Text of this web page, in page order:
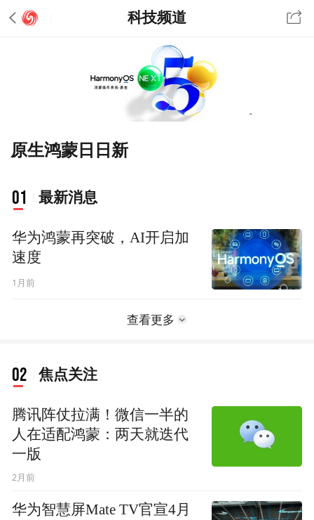
科技频道
原生鸿蒙日日新
01 最新消息
华为鸿蒙再突破，AI开启加
速度
1月前
查看更多
02 焦点关注
腾讯阵仗拉满！微信一半的
人在适配鸿蒙：两天就迭代
一版
2月前
华为智慧屏Mate TV官宣4月